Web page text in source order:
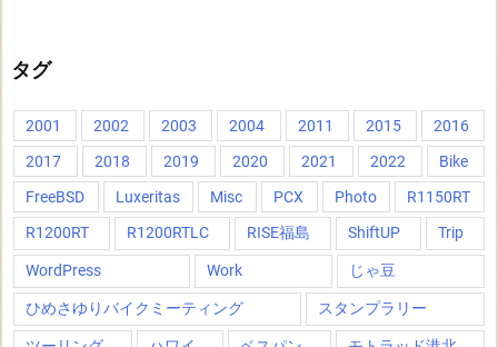
タグ
2001 2002 2003 2004 2011 2015
2016
2017
2018 2019 2020 2021 2022
Bike
FreeBSD
Luxeritas Misc PCX Photo
R1150RT
R1200RT
R1200RTLC RISE福島 ShiftUP Trip
WordPress Work じゃ豆
ひめさゆりバイクミーティング スタンプラリー